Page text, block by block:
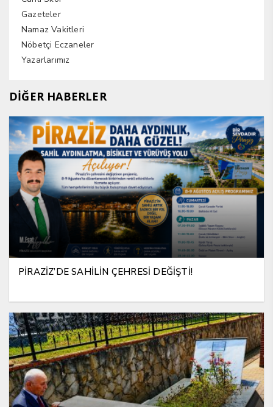
Gazeteler
Namaz Vakitleri
Nöbetçi Eczaneler
Yazarlarımız
DİĞER HABERLER
PİRAZİZ’DE SAHİLİN ÇEHRESİ DEĞİŞTİ!